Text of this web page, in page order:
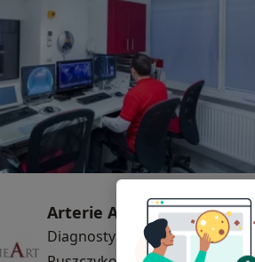
Arterie Art
Diagnostyka
więcej